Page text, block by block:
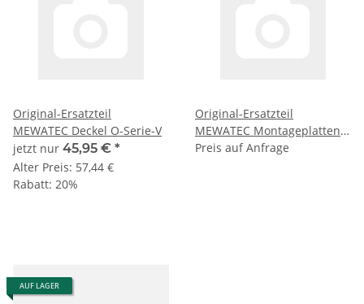
Original-Ersatzteil
MEWATEC Deckel O-Serie-V
jetzt nur 45,95 € *
Alter Preis: 57,44 €
Rabatt: 20%
Original-Ersatzteil
MEWATEC Montageplatten
für Colorado C701 und
Preis auf Anfrage
AUF LAGER